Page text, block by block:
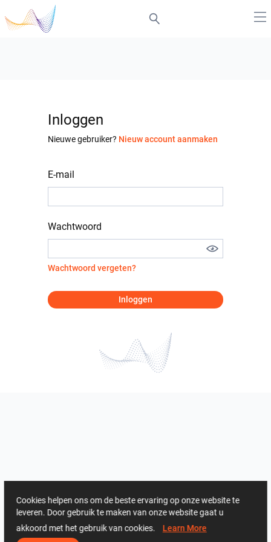
Inloggen
Nieuwe gebruiker? Nieuw account aanmaken
E-mail
Wachtwoord
Wachtwoord vergeten?
Inloggen
Cookies helpen ons om de beste ervaring op onze website te
leveren. Door gebruik te maken van onze website gaat u
akkoord met het gebruik van cookies. Learn More